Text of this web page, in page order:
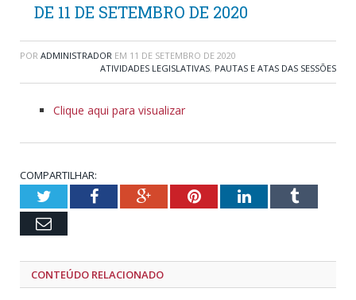
DE 11 DE SETEMBRO DE 2020
POR ADMINISTRADOR EM 11 DE SETEMBRO DE 2020
ATIVIDADES LEGISLATIVAS, PAUTAS E ATAS DAS SESSÕES
Clique aqui para visualizar
COMPARTILHAR:
TwitterFacebookGoogle+PinterestLinkedInTumblr
Email
CONTEÚDO RELACIONADO